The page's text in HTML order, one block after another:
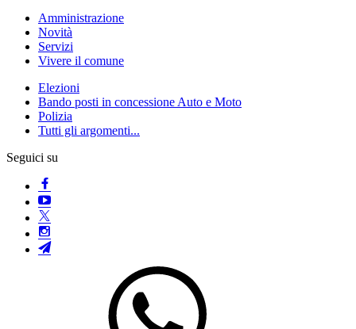
Amministrazione
Novità
Servizi
Vivere il comune
Elezioni
Bando posti in concessione Auto e Moto
Polizia
Tutti gli argomenti...
Seguici su